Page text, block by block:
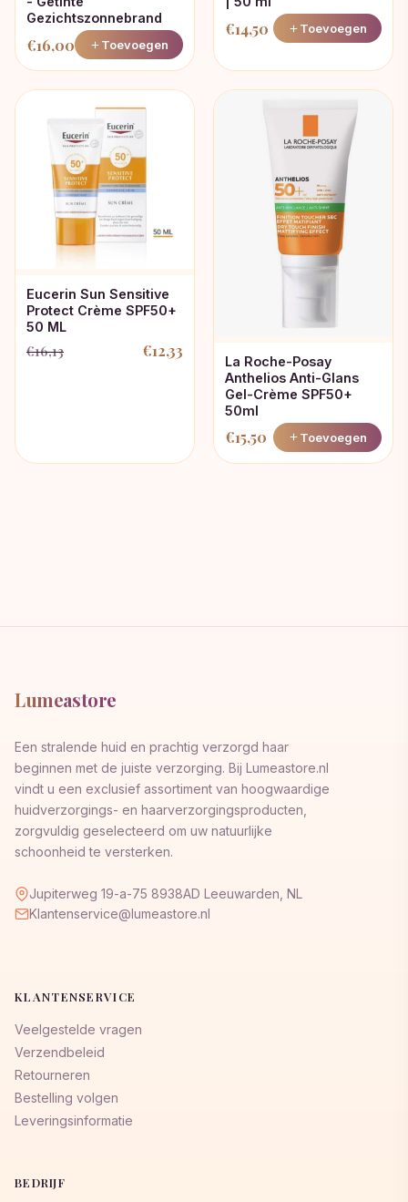
Gezichtszonnebrand
€16,00 Toevoegen
€14,50 Toevoegen
Eucerin Sun Sensitive
Protect Crème SPF50+
50 ML
€16,13
Oorspronkelijke
€12,33
Huidige
La Roche-Posay
Anthelios Anti-Glans
Gel-Crème SPF50+
50ml
€15,50 Toevoegen
Lumeastore
Een stralende huid en prachtig verzorgd haar
beginnen met de juiste verzorging. Bij Lumeastore.nl
vindt u een exclusief assortiment van hoogwaardige
huidverzorgings- en haarverzorgingsproducten,
zorgvuldig geselecteerd om uw natuurlijke
schoonheid te versterken.
Jupiterweg 19-a-75 8938AD Leeuwarden, NL
Klantenservice@lumeastore.nl
KLANTENSERVICE
Veelgestelde vragen
Verzendbeleid
Retourneren
Bestelling volgen
Leveringsinformatie
BEDRIJF